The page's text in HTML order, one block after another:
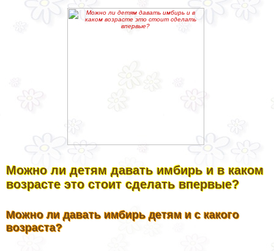
Можно ли детям давать имбирь и в каком
возрасте это стоит сделать впервые?
Можно ли давать имбирь детям и с какого
возраста?